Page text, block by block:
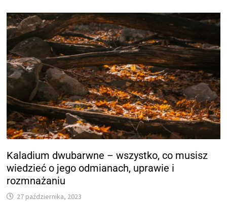
Kaladium dwubarwne – wszystko, co musisz
wiedzieć o jego odmianach, uprawie i
rozmnażaniu
27 października, 2023